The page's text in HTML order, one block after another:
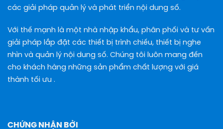
các giải pháp quản lý và phát triển nội dung số.
Với thế mạnh là một nhà nhập khẩu, phân phối và tư vấn
giải pháp lắp đặt các thiết bị trình chiếu, thiết bị nghe
nhìn và quản lý nội dung số. Chúng tôi luôn mang đến
cho khách hàng những sản phẩm chất lượng với giá
thành tối ưu .
CHỨNG NHẬN BỞI